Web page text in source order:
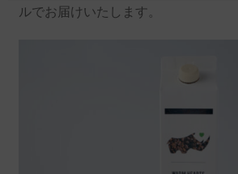
3ルでお届けいたします。